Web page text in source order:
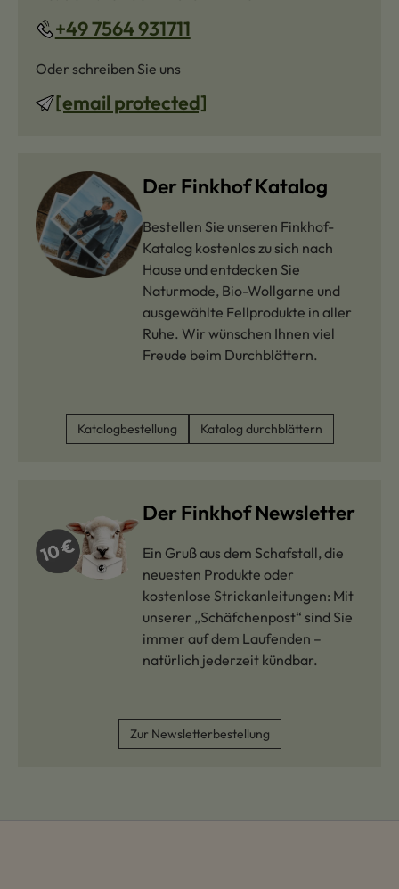
+49 7564 931711
Oder schreiben Sie uns
[email protected]
Der Finkhof Katalog
Bestellen Sie unseren Finkhof-
Katalog kostenlos zu sich nach
Hause und entdecken Sie
Naturmode, Bio-Wollgarne und
ausgewählte Fellprodukte in aller
Ruhe. Wir wünschen Ihnen viel
Freude beim Durchblättern.
Katalogbestellung Katalog durchblättern
Der Finkhof Newsletter
Ein Gruß aus dem Schafstall, die
neuesten Produkte oder
kostenlose Strickanleitungen: Mit
unserer „Schäfchenpost“ sind Sie
immer auf dem Laufenden –
natürlich jederzeit kündbar.
Zur Newsletterbestellung